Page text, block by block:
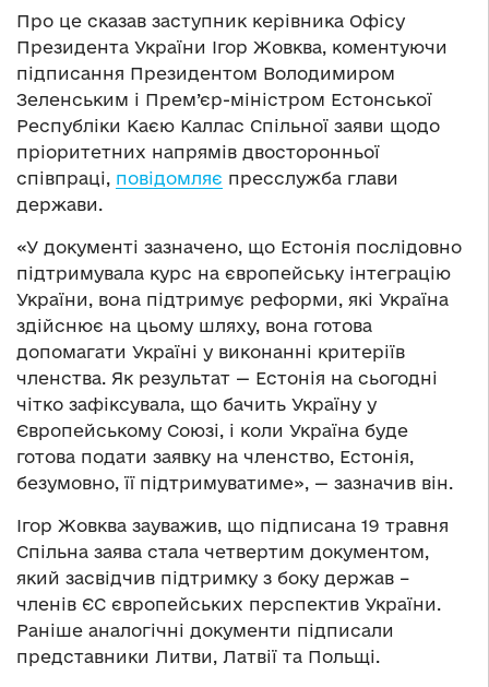
Про це сказав заступник керівника Офісу
Президента України Ігор Жовква, коментуючи
підписання Президентом Володимиром
Зеленським і Прем’єр-міністром Естонської
Республіки Каєю Каллас Спільної заяви щодо
пріоритетних напрямів двосторонньої
співпраці, повідомляє пресслужба глави
держави.
«У документі зазначено, що Естонія послідовно
підтримувала курс на європейську інтеграцію
України, вона підтримує реформи, які Україна
здійснює на цьому шляху, вона готова
допомагати Україні у виконанні критеріїв
членства. Як результат — Естонія на сьогодні
чітко зафіксувала, що бачить Україну у
Європейському Союзі, і коли Україна буде
готова подати заявку на членство, Естонія,
безумовно, її підтримуватиме», — зазначив він.
Ігор Жовква зауважив, що підписана 19 травня
Спільна заява стала четвертим документом,
який засвідчив підтримку з боку держав –
членів ЄС європейських перспектив України.
Раніше аналогічні документи підписали
представники Литви, Латвії та Польщі.